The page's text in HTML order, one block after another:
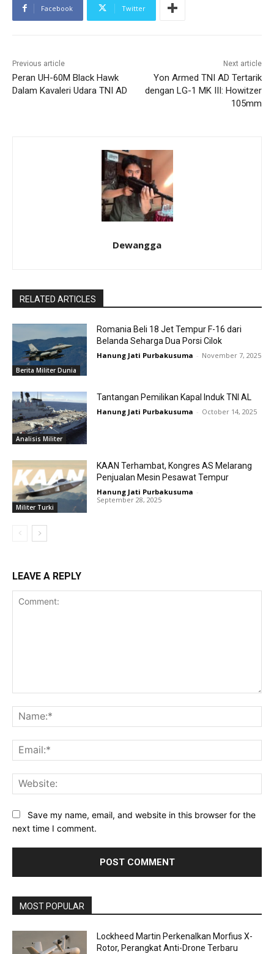
Facebook Twitter
Previous article
Peran UH-60M Black Hawk
Dalam Kavaleri Udara TNI AD
Next article
Yon Armed TNI AD Tertarik
dengan LG-1 MK III: Howitzer
105mm
Dewangga
RELATED ARTICLES
Berita Militer Dunia
Romania Beli 18 Jet Tempur F-16 dari
Belanda Seharga Dua Porsi Cilok
Hanung Jati Purbakusuma - November 7, 2025
Analisis Militer
Tantangan Pemilikan Kapal Induk TNI AL
Hanung Jati Purbakusuma - October 14, 2025
Militer Turki
KAAN Terhambat, Kongres AS Melarang
Penjualan Mesin Pesawat Tempur
Hanung Jati Purbakusuma -
September 28, 2025
LEAVE A REPLY
Save my name, email, and website in this browser for the
next time I comment.
MOST POPULAR
Lockheed Martin Perkenalkan Morfius X-
Rotor, Perangkat Anti-Drone Terbaru